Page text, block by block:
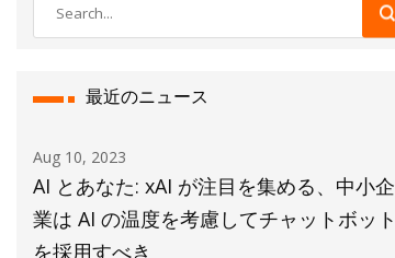
最近のニュース
Aug 10, 2023
AI とあなた: xAI が注目を集める、中小企
業は AI の温度を考慮してチャットボット
を採用すべき